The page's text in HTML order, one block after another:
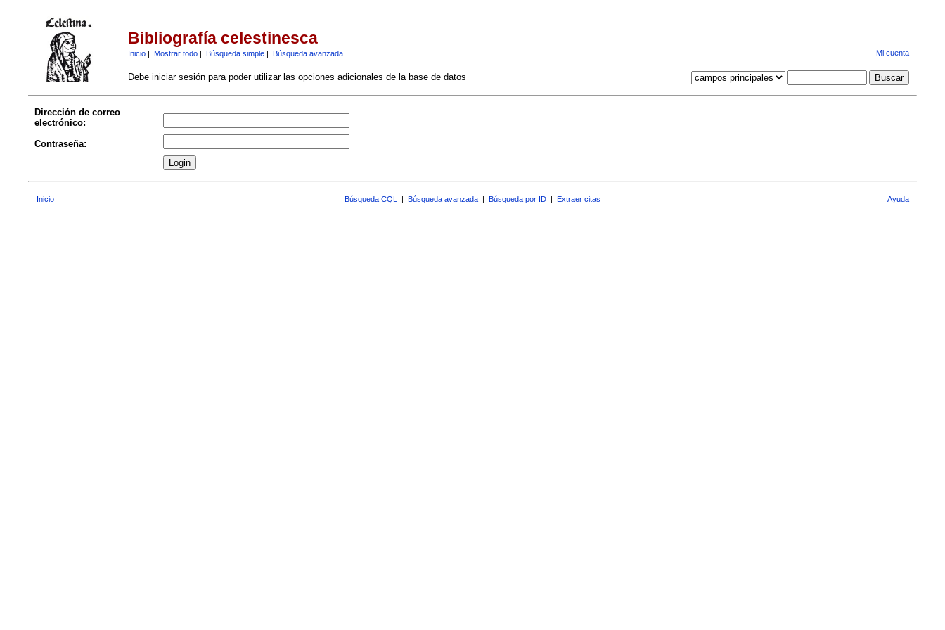
Bibliografía celestinesca
Inicio| Mostrar todo| Búsqueda simple| Búsqueda avanzada Mi cuenta
Debe iniciar sesión para poder utilizar las opciones adicionales de la base de datos
Dirección de correo
electrónico:
Contraseña:
Inicio Búsqueda CQL | Búsqueda avanzada | Búsqueda por ID | Extraer citas Ayuda